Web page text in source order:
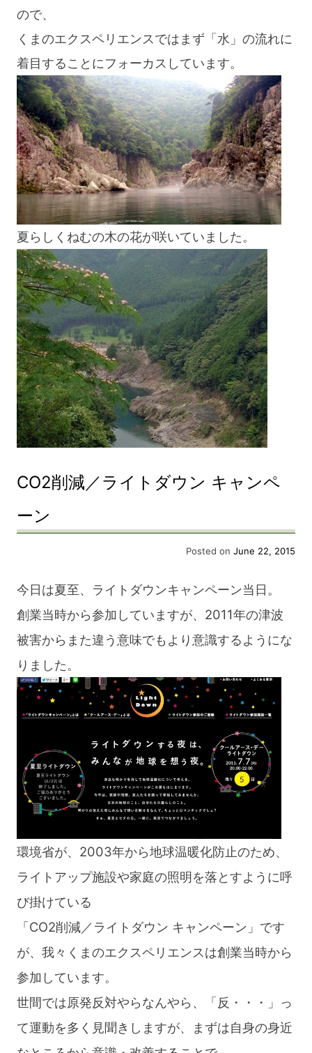
ので、
くまのエクスペリエンスではまず「水」の流れに
着目することにフォーカスしています。
夏らしくねむの木の花が咲いていました。
CO2削減／ライトダウン キャンペ
ーン
Posted on June 22, 2015
今日は夏至、ライトダウンキャンペーン当日。
創業当時から参加していますが、2011年の津波
被害からまた違う意味でもより意識するようにな
りました。
環境省が、2003年から地球温暖化防止のため、
ライトアップ施設や家庭の照明を落とすように呼
び掛けている
「CO2削減／ライトダウン キャンペーン」です
が、我々くまのエクスペリエンスは創業当時から
参加しています。
世間では原発反対やらなんやら、「反・・・」っ
て運動を多く見聞きしますが、まずは自身の身近